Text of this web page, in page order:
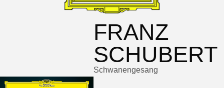
FRANZ
SCHUBERT
Schwanengesang